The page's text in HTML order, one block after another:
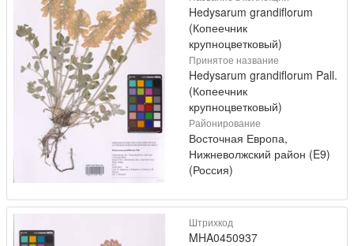
Hedysarum grandiflorum
(Копеечник
крупноцветковый)
Принятое название
Hedysarum grandiflorum Pall.
(Копеечник
крупноцветковый)
Районирование
Восточная Европа,
Нижневолжский район (E9)
(Россия)
Штрихкод
MHA0450937